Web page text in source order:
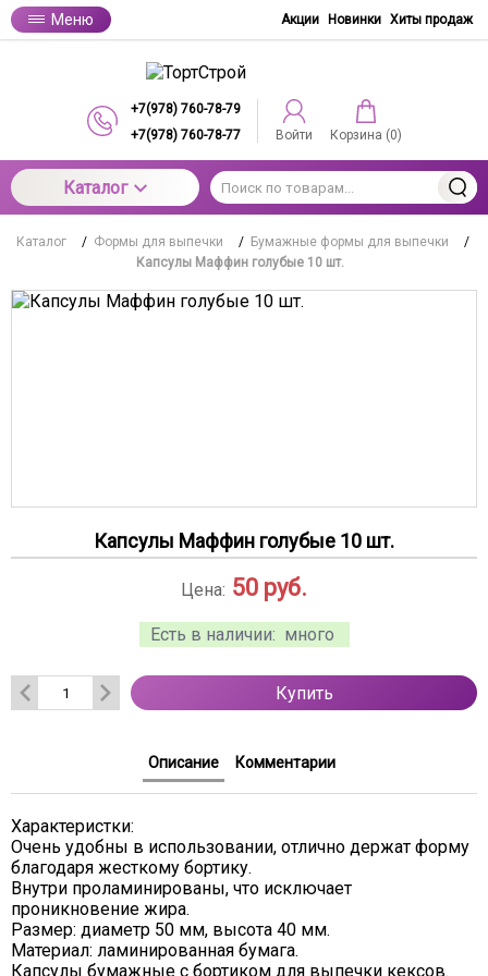
Меню Акции Новинки Хиты продаж
+7(978) 760-78-79
+7(978) 760-78-77
Войти Корзина (0)
Каталог
Каталог / Формы для выпечки / Бумажные формы для выпечки
/
Капсулы Маффин голубые 10 шт.
Капсулы Маффин голубые 10 шт.
Есть в наличии: много
Цена: 50 руб.
Купить
Описание Комментарии
Характеристки:
Очень удобны в использовании, отлично держат форму
благодаря жесткому бортику.
Внутри проламинированы, что исключает
проникновение жира.
Размер: диаметр 50 мм, высота 40 мм.
Материал: ламинированная бумага.
Капсулы бумажные с бортиком для выпечки кексов.